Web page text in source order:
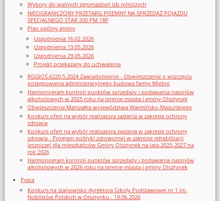
Wybory do walnych zgromadzeń izb rolniczych
NIEOGRANICZONY PRZETARG PISEMNY NA SPRZEDAŻ POJAZDU
SPECJALNEGO STAR 200 PM 18P
Plan ogólny gminy
Uzgodnienia 16.02.2026
Uzgodnienia 13.05.2026
Uzgodnienia 29.05.2026
Projekt przekazany do uchwalenia
RGGIOŚ.6220.5.2024 Zawiadomienie - Obwieszczenie o wszczęciu
postępowania administracyjnego budowa farmy Mielno
Harmonogram kontroli punktów sprzedaży i podawania napojów
alkoholowych w 2025 roku na terenie miasta i gminy Olsztynek
Obwieszczenia Marszałka województwa Warmińsko-Mazurskiego
Konkurs ofert na wybór realizatora zadania w zakresie ochrony
zdrowia
Konkurs ofert na wybór realizatora zadania w zakresie ochrony
zdrowia - Program polityki zdrowotnej w zakresie rehabilitacji
leczniczej dla mieszkańców Gminy Olsztynek na lata 2025-2027 na
rok 2026
Harmonogram kontroli punktów sprzedaży i podawania napojów
alkoholowych w 2026 roku na terenie miasta i gminy Olsztynek
Praca
Konkurs na stanowisko dyrektora Szkoły Podstawowej nr 1 im.
Noblistów Polskich w Olsztynku - 19.06.2026